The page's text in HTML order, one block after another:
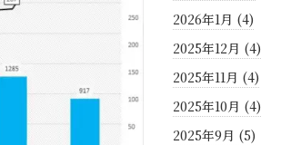
2026年1月 (4)
2025年12月 (4)
2025年11月 (4)
2025年10月 (4)
2025年9月 (5)